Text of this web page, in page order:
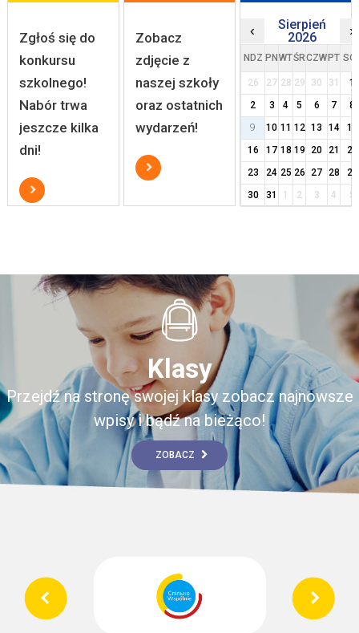
Zgłoś się do
konkursu
szkolnego!
Nabór trwa
jeszcze kilka
dni!
Zobacz
zdjęcie z
naszej szkoły
oraz ostatnich
wydarzeń!
‹
Sierpień
2026
›
NDZ PN WTŚRCZW PT
26 27 28 29 30 31
1
2
3 4 5 6 7
8
9
10 11 12 13 14
15
16
17 18 19 20 21
22
23
24 25 26 27 28
29
30
31 1 2 3 4 5
Klasy
Przejdź na stronę swojej klasy zobacz najnowsze
wpisy i bądź na bieżąco!
ZOBACZ